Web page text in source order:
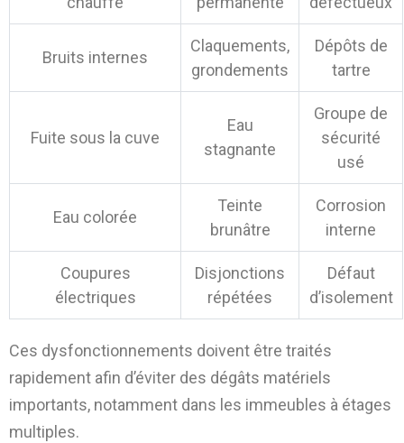
Bruits internes
Claquements,
grondements
Dépôts de
tartre
Fuite sous la cuve
Eau
stagnante
Groupe de
sécurité
usé
Eau colorée
Teinte
brunâtre
Corrosion
interne
Coupures
électriques
Disjonctions
répétées
Défaut
d’isolement
Ces dysfonctionnements doivent être traités
rapidement afin d’éviter des dégâts matériels
importants, notamment dans les immeubles à étages
multiples.